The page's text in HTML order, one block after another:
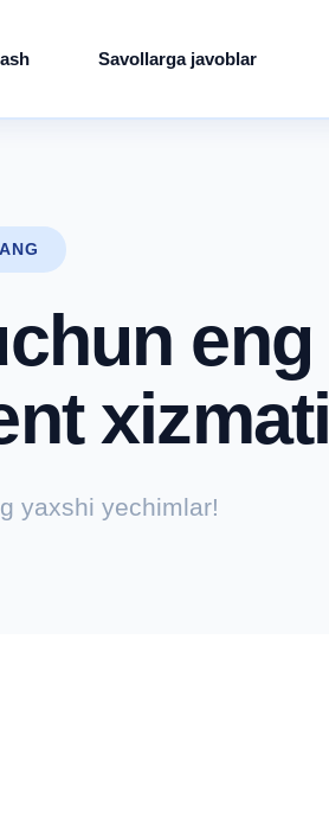
Savollarga javoblar
eng
xizmati
yaxshi yechimlar!